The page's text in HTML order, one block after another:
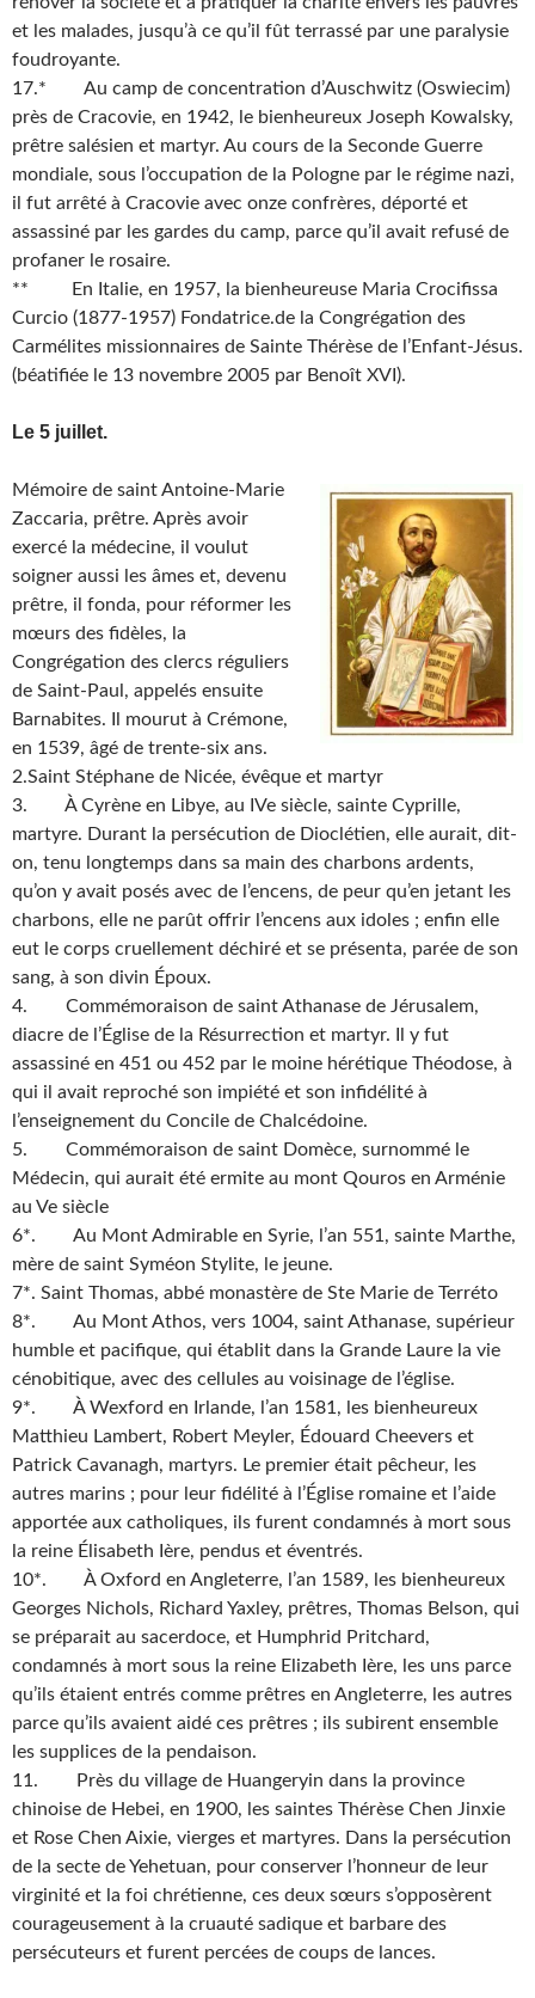
et les malades, jusqu’à ce qu’il fût terrassé par une paralysie
foudroyante.
17.* Au camp de concentration d’Auschwitz (Oswiecim)
près de Cracovie, en 1942, le bienheureux Joseph Kowalsky,
prêtre salésien et martyr. Au cours de la Seconde Guerre
mondiale, sous l’occupation de la Pologne par le régime nazi,
il fut arrêté à Cracovie avec onze confrères, déporté et
assassiné par les gardes du camp, parce qu’il avait refusé de
profaner le rosaire.
** En Italie, en 1957, la bienheureuse Maria Crocifissa
Curcio (1877-1957) Fondatrice.de la Congrégation des
Carmélites missionnaires de Sainte Thérèse de l’Enfant-Jésus.
(béatifiée le 13 novembre 2005 par Benoît XVI).
Le 5 juillet.
Mémoire de saint Antoine-Marie
Zaccaria, prêtre. Après avoir
exercé la médecine, il voulut
soigner aussi les âmes et, devenu
prêtre, il fonda, pour réformer les
mœurs des fidèles, la
Congrégation des clercs réguliers
de Saint-Paul, appelés ensuite
Barnabites. Il mourut à Crémone,
en 1539, âgé de trente-six ans.
2.Saint Stéphane de Nicée, évêque et martyr
3. À Cyrène en Libye, au IVe siècle, sainte Cyprille,
martyre. Durant la persécution de Dioclétien, elle aurait, dit-
on, tenu longtemps dans sa main des charbons ardents,
qu’on y avait posés avec de l’encens, de peur qu’en jetant les
charbons, elle ne parût offrir l’encens aux idoles ; enfin elle
eut le corps cruellement déchiré et se présenta, parée de son
sang, à son divin Époux.
4. Commémoraison de saint Athanase de Jérusalem,
diacre de l’Église de la Résurrection et martyr. Il y fut
assassiné en 451 ou 452 par le moine hérétique Théodose, à
qui il avait reproché son impiété et son infidélité à
l’enseignement du Concile de Chalcédoine.
5. Commémoraison de saint Domèce, surnommé le
Médecin, qui aurait été ermite au mont Qouros en Arménie
au Ve siècle
6*. Au Mont Admirable en Syrie, l’an 551, sainte Marthe,
mère de saint Syméon Stylite, le jeune.
7*. Saint Thomas, abbé monastère de Ste Marie de Terréto
8*. Au Mont Athos, vers 1004, saint Athanase, supérieur
humble et pacifique, qui établit dans la Grande Laure la vie
cénobitique, avec des cellules au voisinage de l’église.
9*. À Wexford en Irlande, l’an 1581, les bienheureux
Matthieu Lambert, Robert Meyler, Édouard Cheevers et
Patrick Cavanagh, martyrs. Le premier était pêcheur, les
autres marins ; pour leur fidélité à l’Église romaine et l’aide
apportée aux catholiques, ils furent condamnés à mort sous
la reine Élisabeth Ière, pendus et éventrés.
10*. À Oxford en Angleterre, l’an 1589, les bienheureux
Georges Nichols, Richard Yaxley, prêtres, Thomas Belson, qui
se préparait au sacerdoce, et Humphrid Pritchard,
condamnés à mort sous la reine Elizabeth Ière, les uns parce
qu’ils étaient entrés comme prêtres en Angleterre, les autres
parce qu’ils avaient aidé ces prêtres ; ils subirent ensemble
les supplices de la pendaison.
11. Près du village de Huangeryin dans la province
chinoise de Hebei, en 1900, les saintes Thérèse Chen Jinxie
et Rose Chen Aixie, vierges et martyres. Dans la persécution
de la secte de Yehetuan, pour conserver l’honneur de leur
virginité et la foi chrétienne, ces deux sœurs s’opposèrent
courageusement à la cruauté sadique et barbare des
persécuteurs et furent percées de coups de lances.